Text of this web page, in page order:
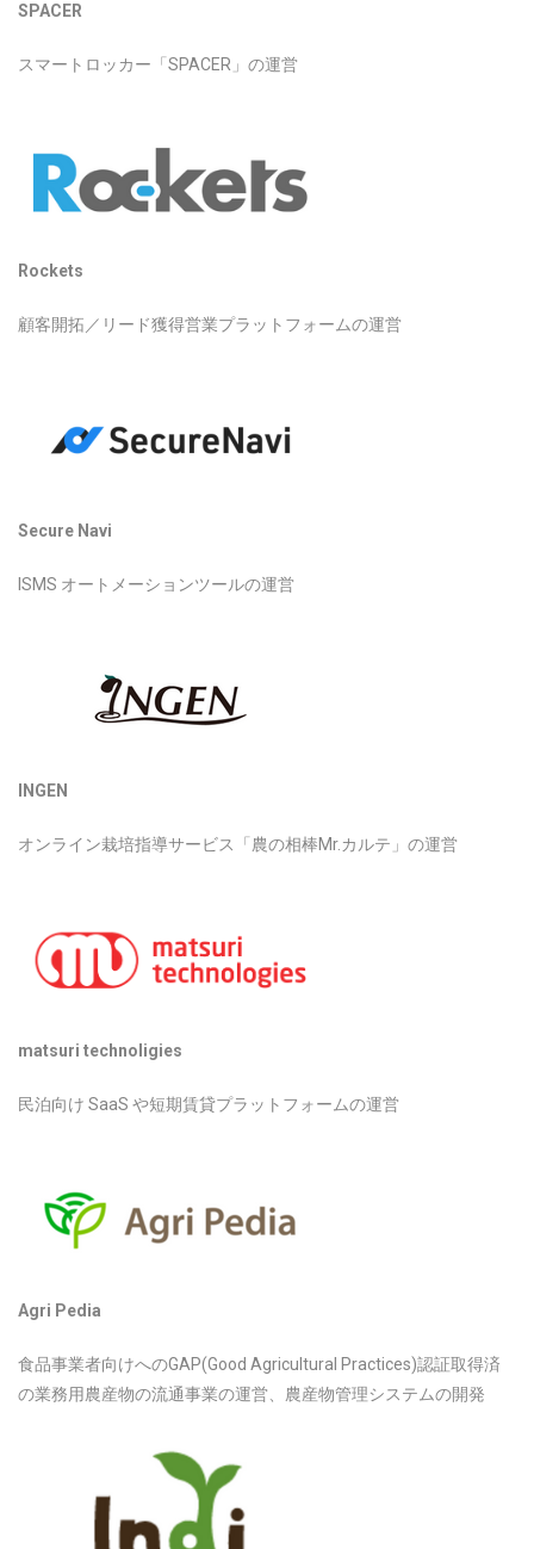
SPACER
スマートロッカー「SPACER」の運営
Rockets
顧客開拓／リード獲得営業プラットフォームの運営
Secure Navi
ISMS オートメーションツールの運営
INGEN
オンライン栽培指導サービス「農の相棒Mr.カルテ」の運営
matsuri technoligies
民泊向け SaaS や短期賃貸プラットフォームの運営
Agri Pedia
食品事業者向けへのGAP(Good Agricultural Practices)認証取得済
の業務用農産物の流通事業の運営、農産物管理システムの開発